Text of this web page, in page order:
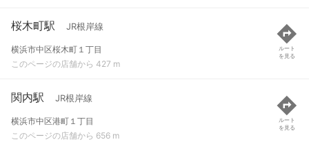
桜木町駅 JR根岸線
横浜市中区桜木町１丁目
このページの店舗から 427 m
ルート
を見る
関内駅 JR根岸線
横浜市中区港町１丁目
このページの店舗から 656 m
ルート
を見る